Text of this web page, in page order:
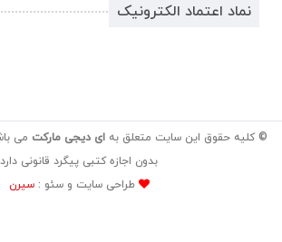
نماد اعتماد الکترونیک
© کلیه حقوق این سایت متعلق به ای دیجی مارکت می
بدون اجازه کتبی پیگرد قانونی دارد
طراحی سایت و سئو :سیرن